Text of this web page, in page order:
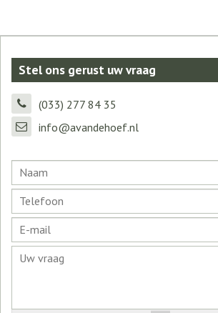
Stel ons gerust uw vraag
(033) 277 84 35
info@avandehoef.nl